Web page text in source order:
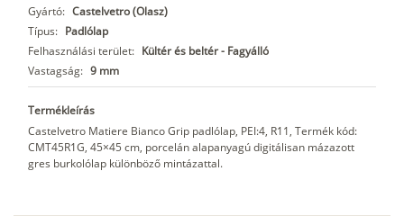
Gyártó: Castelvetro (Olasz)
Típus: Padlólap
Felhasználási terület: Kültér és beltér - Fagyálló
Vastagság: 9 mm
Termékleírás
Castelvetro Matiere Bianco Grip padlólap, PEI:4, R11, Termék kód:
CMT45R1G, 45×45 cm, porcelán alapanyagú digitálisan mázazott
gres burkolólap különböző mintázattal.